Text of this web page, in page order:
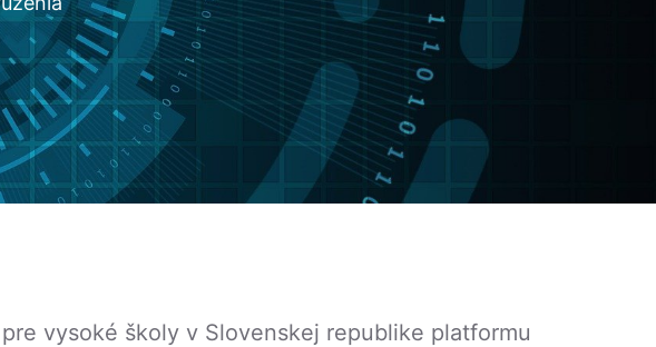
vysoké školy v Slovenskej republike platformu